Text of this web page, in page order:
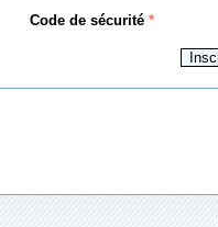
Code de sécurité *